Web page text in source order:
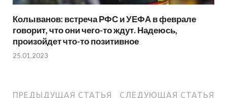
Колыванов: встреча РФС и УЕФА в феврале
говорит, что они чего-то ждут. Надеюсь,
произойдет что-то позитивное
25.01.2023
ПРЕДЫДУЩАЯ СТАТЬЯ СЛЕДУЮЩАЯ СТАТЬЯ